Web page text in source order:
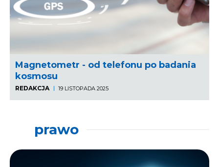
Magnetometr - od telefonu po badania
kosmosu
REDAKCJA 19 LISTOPADA 2025
prawo